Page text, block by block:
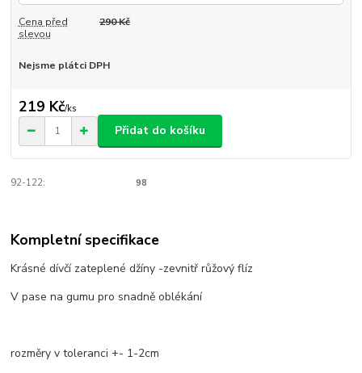
Cena před
slevou
290 Kč
Nejsme plátci DPH
219 Kč/ks
Přidat do košíku
92-122: 98
Kompletní specifikace
Krásné dívčí zateplené džíny -zevnitř růžový flíz
V pase na gumu pro snadně oblékání
rozměry v toleranci +- 1-2cm